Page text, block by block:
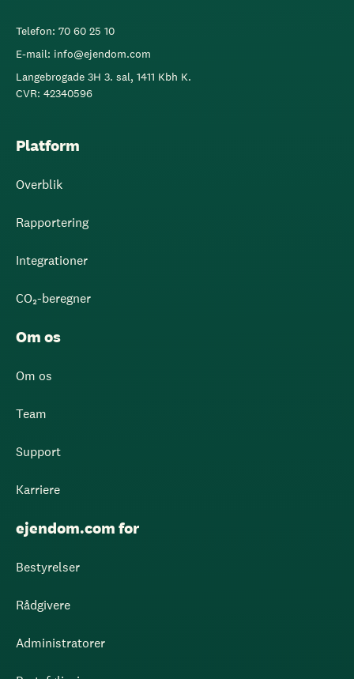
Telefon: 70 60 25 10
E-mail: info@ejendom.com
Langebrogade 3H 3. sal, 1411 Kbh K.
CVR: 42340596
Platform
Overblik
Rapportering
Integrationer
CO₂-beregner
Om os
Om os
Team
Support
Karriere
ejendom.com for
Bestyrelser
Rådgivere
Administratorer